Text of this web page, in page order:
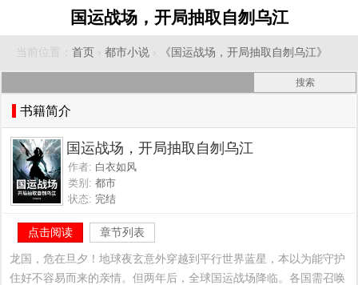
国运战场，开局抽取自刎乌江
当前位置： 首页 › 都市小说 › 《国运战场，开局抽取自刎乌江》
书籍简介
国运战场，开局抽取自刎乌江
作者: 白衣如风
类别: 都市
状态: 完结
点击阅读 章节列表
龙国，危在旦夕！地球夜玄意外穿越到平行世界蓝星，本以为能守护
住好不容易而来的亲情。但两年后，全球国运战场降临。各国需召唤